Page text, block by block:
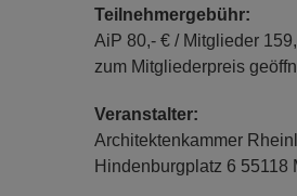
Teilnehmergebühr:
AiP 80,- € / Mitglieder
zum Mitgliederpreis
Veranstalter:
Architektenkammer
Hindenburgplatz 6 55118